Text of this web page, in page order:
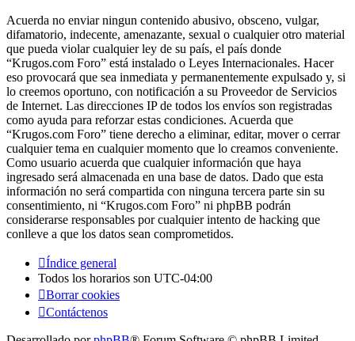
Acuerda no enviar ningun contenido abusivo, obsceno, vulgar,
difamatorio, indecente, amenazante, sexual o cualquier otro material
que pueda violar cualquier ley de su país, el país donde
“Krugos.com Foro” está instalado o Leyes Internacionales. Hacer
eso provocará que sea inmediata y permanentemente expulsado y, si
lo creemos oportuno, con notificación a su Proveedor de Servicios
de Internet. Las direcciones IP de todos los envíos son registradas
como ayuda para reforzar estas condiciones. Acuerda que
“Krugos.com Foro” tiene derecho a eliminar, editar, mover o cerrar
cualquier tema en cualquier momento que lo creamos conveniente.
Como usuario acuerda que cualquier información que haya
ingresado será almacenada en una base de datos. Dado que esta
información no será compartida con ninguna tercera parte sin su
consentimiento, ni “Krugos.com Foro” ni phpBB podrán
considerarse responsables por cualquier intento de hacking que
conlleve a que los datos sean comprometidos.
Índice general
Todos los horarios son UTC-04:00
Borrar cookies
Contáctenos